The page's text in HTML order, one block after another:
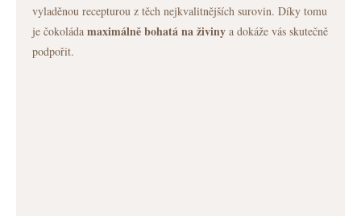
vyladěnou recepturou z těch nejkvalitnějších surovin. Díky tomu
je čokoláda maximálně bohatá na živiny a dokáže vás skutečně
podpořit.